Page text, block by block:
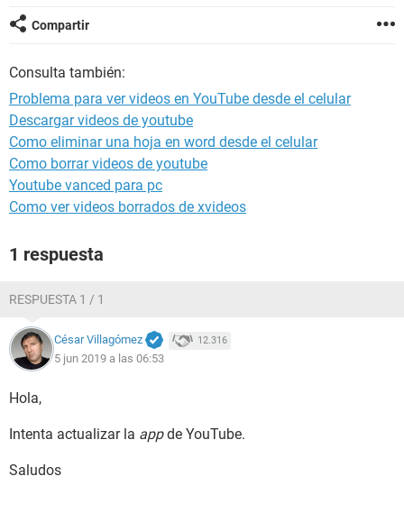
Compartir
Consulta también:
Problema para ver videos en YouTube desde el celular
Descargar videos de youtube
Como eliminar una hoja en word desde el celular
Como borrar videos de youtube
Youtube vanced para pc
Como ver videos borrados de xvideos
1 respuesta
RESPUESTA 1 / 1
César Villagómez 12.316
5 jun 2019 a las 06:53
Hola,
Intenta actualizar la appde YouTube.
Saludos